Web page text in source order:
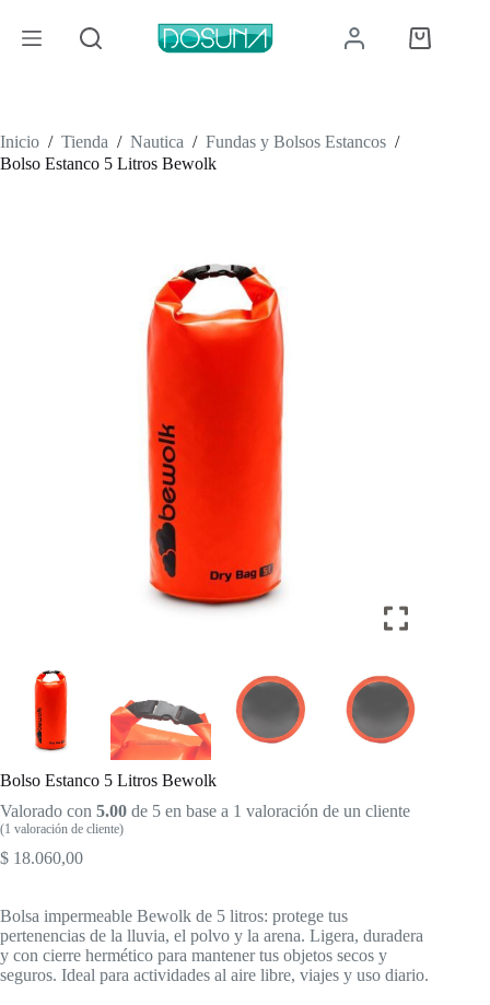
contenido
Carro
de
Inicio / Tienda / Nautica / Fundas y Bolsos Estancos /
Bolso Estanco 5 Litros Bewolk
Bolso Estanco 5 Litros Bewolk
Valorado con 5.00 de 5 en base a 1 valoración de un cliente
(1 valoración de cliente)
$ 18.060,00
Bolsa impermeable Bewolk de 5 litros: protege tus
pertenencias de la lluvia, el polvo y la arena. Ligera, duradera
y con cierre hermético para mantener tus objetos secos y
seguros. Ideal para actividades al aire libre, viajes y uso diario.